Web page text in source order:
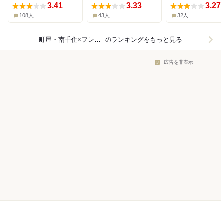
3.41
108人
3.33
43人
3.27
32人
町屋・南千住×フレンチ のランキングをもっと見る
広告を非表示